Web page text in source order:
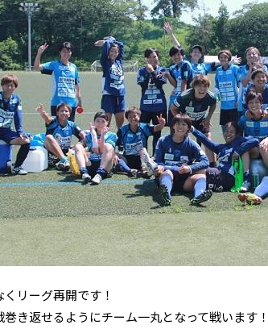
くリーグ再開です！
巻き返せるようにチーム一丸となって戦います！